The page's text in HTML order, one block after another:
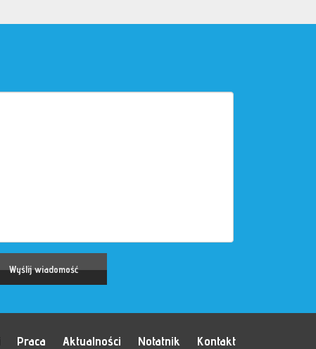
Praca Aktualności Notatnik Kontakt